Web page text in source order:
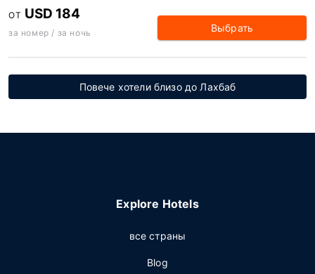
ОТ USD 184
за номер / за ночь Выбрать
Повече хотели близо до Лахбаб
Explore Hotels
все страны
Blog